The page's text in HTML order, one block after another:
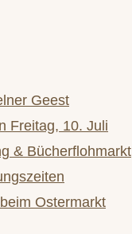
Geest
Freitag, 10. Juli
& Bücherflohmarkt
Ostermarkt